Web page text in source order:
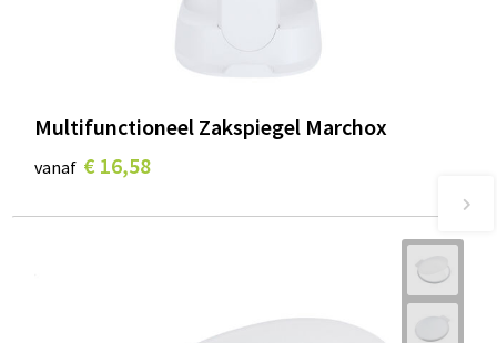
Multifunctioneel Zakspiegel Marchox
vanaf € 16,58